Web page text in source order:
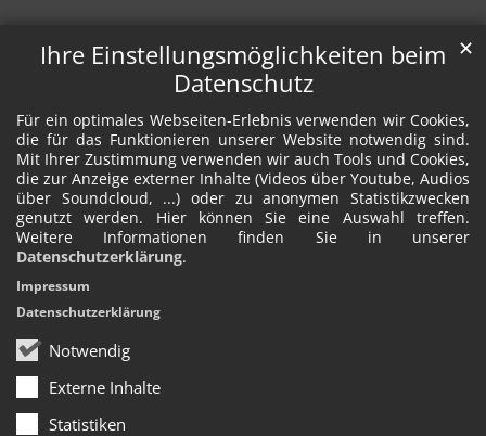
Ihre Einstellungsmöglichkeiten beim
Datenschutz
Für ein optimales Webseiten-Erlebnis verwenden wir Cookies,
die für das Funktionieren unserer Website notwendig sind.
Mit Ihrer Zustimmung verwenden wir auch Tools und Cookies,
die zur Anzeige externer Inhalte (Videos über Youtube, Audios
über Soundcloud, ...) oder zu anonymen Statistikzwecken
genutzt werden. Hier können Sie eine Auswahl treffen.
Weitere Informationen finden Sie in unserer
Datenschutzerklärung.
Notwendig
Externe Inhalte
Statistiken
✕
Impressum
Datenschutzerklärung